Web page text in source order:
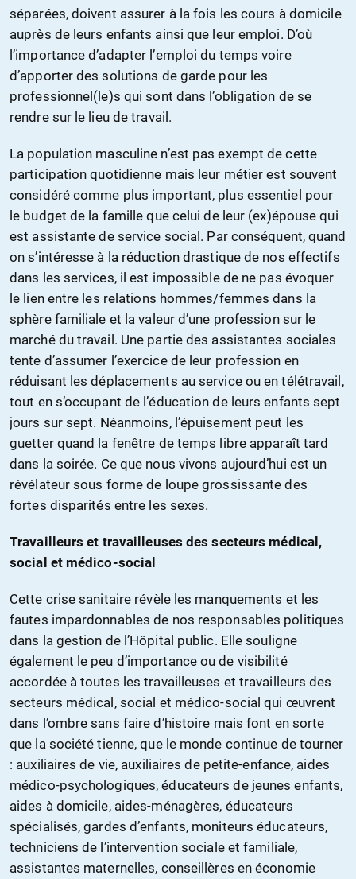
séparées, doivent assurer à la fois les cours à domicile
auprès de leurs enfants ainsi que leur emploi. D’où
l’importance d’adapter l’emploi du temps voire
d’apporter des solutions de garde pour les
professionnel(le)s qui sont dans l’obligation de se
rendre sur le lieu de travail.
La population masculine n’est pas exempt de cette
participation quotidienne mais leur métier est souvent
considéré comme plus important, plus essentiel pour
le budget de la famille que celui de leur (ex)épouse qui
est assistante de service social. Par conséquent, quand
on s’intéresse à la réduction drastique de nos effectifs
dans les services, il est impossible de ne pas évoquer
le lien entre les relations hommes/femmes dans la
sphère familiale et la valeur d’une profession sur le
marché du travail. Une partie des assistantes sociales
tente d’assumer l’exercice de leur profession en
réduisant les déplacements au service ou en télétravail,
tout en s’occupant de l’éducation de leurs enfants sept
jours sur sept. Néanmoins, l’épuisement peut les
guetter quand la fenêtre de temps libre apparaît tard
dans la soirée. Ce que nous vivons aujourd’hui est un
révélateur sous forme de loupe grossissante des
fortes disparités entre les sexes.
Travailleurs et travailleuses des secteurs médical,
social et médico-social
Cette crise sanitaire révèle les manquements et les
fautes impardonnables de nos responsables politiques
dans la gestion de l’Hôpital public. Elle souligne
également le peu d’importance ou de visibilité
accordée à toutes les travailleuses et travailleurs des
secteurs médical, social et médico-social qui œuvrent
dans l’ombre sans faire d’histoire mais font en sorte
que la société tienne, que le monde continue de tourner
: auxiliaires de vie, auxiliaires de petite-enfance, aides
médico-psychologiques, éducateurs de jeunes enfants,
aides à domicile, aides-ménagères, éducateurs
spécialisés, gardes d’enfants, moniteurs éducateurs,
techniciens de l’intervention sociale et familiale,
assistantes maternelles, conseillères en économie